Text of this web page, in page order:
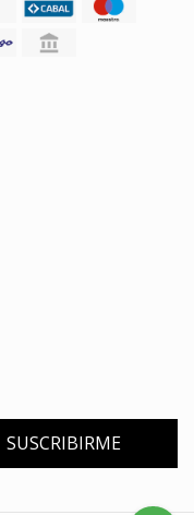
SUSCRIBIRME